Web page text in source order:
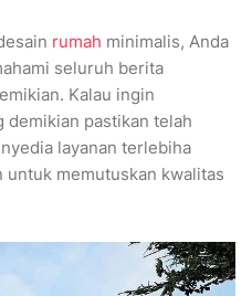
rumah minimalis, Anda
seluruh berita
Kalau ingin
demikian pastikan telah
layanan terlebiha
untuk memutuskan kwalitas